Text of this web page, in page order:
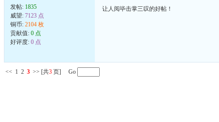
发帖: 1835
威望: 7123 点
铜币: 2104 枚
贡献值: 0 点
好评度: 0 点
让人阅毕击掌三叹的好帖！
<< 1 2 3 >> [共3 页] Go